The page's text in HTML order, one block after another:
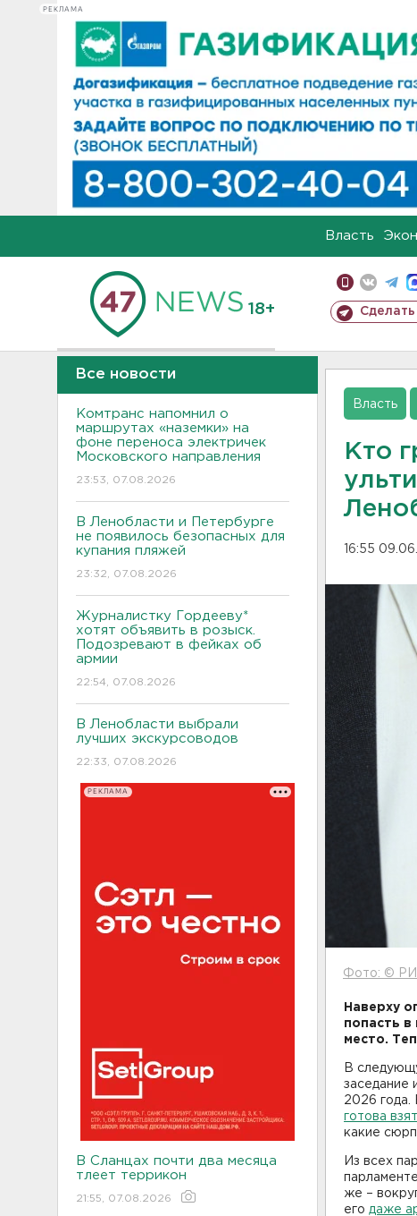
РЕКЛАМА
Власть
18+
Все новости
Комтранс напомнил о
маршрутах «наземки» на
фоне переноса электричек
Московского направления
23:53, 07.08.2026
В Ленобласти и Петербурге
не появилось безопасных для
купания пляжей
23:32, 07.08.2026
Журналистку Гордееву*
хотят объявить в розыск.
Подозревают в фейках об
армии
22:54, 07.08.2026
В Ленобласти выбрали
лучших экскурсоводов
22:33, 07.08.2026
РЕКЛАМА
В Сланцах почти два месяца
тлеет террикон
21:55, 07.08.2026
Власть
Кто
16:55
Фото: ©
Наверху
попасть в
место.
В
заседание
2026 года.
готова
какие
Из всех
же –
его даже